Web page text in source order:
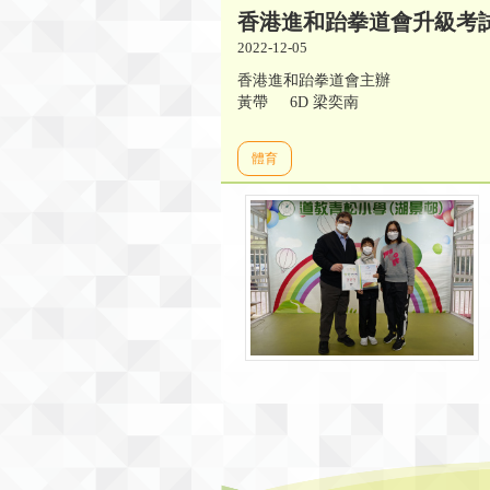
香港進和跆拳道會升級考
2022-12-05
香港進和跆拳道會主辦
黃帶 6D 梁奕南
體育